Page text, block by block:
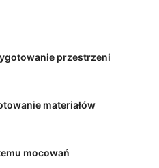
przestrzeni
materiałów
mocowań